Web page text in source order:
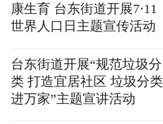
康生育 台东街道开展7·11
世界人口日主题宣传活动
台东街道开展“规范垃圾分
类 打造宜居社区 垃圾分类
进万家”主题宣讲活动